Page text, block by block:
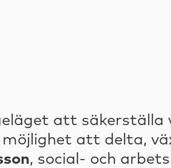
att säkerställa
möjlighet att delta,
, social- och